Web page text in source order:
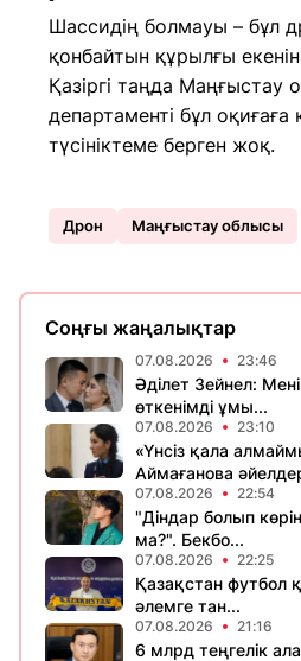
Шассидің болмауы – бұл
қонбайтын құрылғы
Қазіргі таңда Маңғыстау
департаменті бұл
түсініктеме берген жоқ.
Дрон Маңғыстау облысы
Соңғы жаңалықтар
07.08.2026 23:46
Әділет Зейнел:
өткенімді ұмы...
07.08.2026 23:10
«Үнсіз қала
Аймағанова
07.08.2026 22:54
"Діндар болып
ма?". Бекбо...
07.08.2026 22:25
Қазақстан футбол
әлемге тан...
07.08.2026 21:16
6 млрд теңгелік